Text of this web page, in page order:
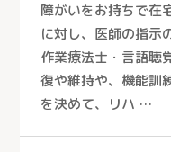
サービス紹介
サービス紹介トップ
看護小規模多機能型居
小規模多機能型居宅介
事業所を探す
事業所を探すトップ
障がいをお持ちで在
に対し、医師の指示
作業療法士・言語聴
復や維持や、機能訓
を決めて、リハ …